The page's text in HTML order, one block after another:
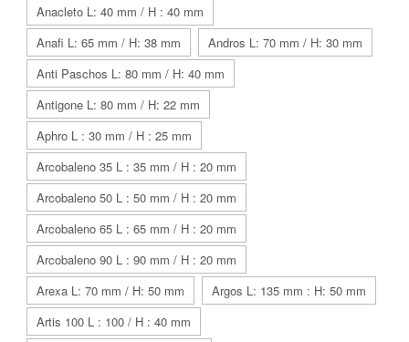
Anacleto L: 40 mm / H : 40 mm
Anafi L: 65 mm / H: 38 mm
Andros L: 70 mm / H: 30 mm
Anti Paschos L: 80 mm / H: 40 mm
Antigone L: 80 mm / H: 22 mm
Aphro L : 30 mm / H : 25 mm
Arcobaleno 35 L : 35 mm / H : 20 mm
Arcobaleno 50 L : 50 mm / H : 20 mm
Arcobaleno 65 L : 65 mm / H : 20 mm
Arcobaleno 90 L : 90 mm / H : 20 mm
Arexa L: 70 mm / H: 50 mm
Argos L: 135 mm : H: 50 mm
Artis 100 L : 100 / H : 40 mm